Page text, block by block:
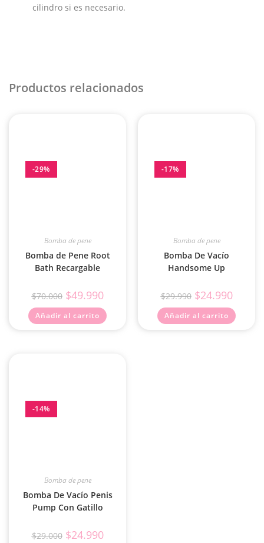
cilindro si es necesario.
Productos relacionados
-29%
Bomba de pene
Bomba de Pene Root
Bath Recargable
$70.000 $49.990
Añadir al carrito
-17%
Bomba de pene
Bomba De Vacío
Handsome Up
$29.990 $24.990
Añadir al carrito
-14%
Bomba de pene
Bomba De Vacío Penis
Pump Con Gatillo
$29.000 $24.990